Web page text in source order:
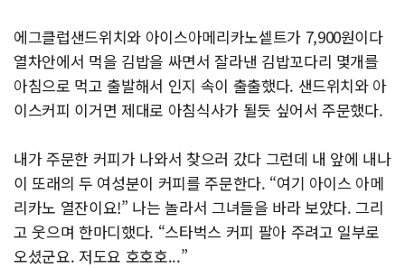
에그클럽샌드위치와 아이스아메리카노셑트가 7,900원이다
열차안에서 먹을 김밥을 싸면서 잘라낸 김밥꼬다리 몇개를
아침으로 먹고 출발해서 인지 속이 출출했다. 샌드위치와 아
이스커피 이거면 제대로 아침식사가 될듯 싶어서 주문했다.
내가 주문한 커피가 나와서 찾으러 갔다 그런데 내 앞에 내나
이 또래의 두 여성분이 커피를 주문한다. “여기 아이스 아메
리카노 열잔이요!” 나는 놀라서 그녀들을 바라 보았다. 그리
고 웃으며 한마디했다. “스타벅스 커피 팔아 주려고 일부로
오셨군요. 저도요 호호호...”